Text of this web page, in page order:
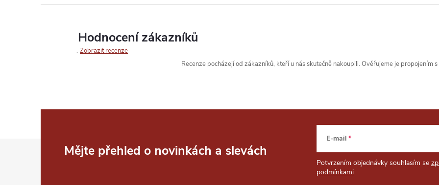
Hodnocení zákazníků
Zobrazit recenze
Recenze pocházejí od zákazníků, kteří u nás skutečně nakoupili. Ověřujeme je propojením
Mějte přehled o novinkách a slevách
E-mail
Potvrzením objednávky souhlasím se
podmínkami